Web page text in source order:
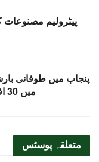
پیٹرولیم
میں 30 افراد جاں بحق، متعدد زخمی
متعلقہ پوسٹس